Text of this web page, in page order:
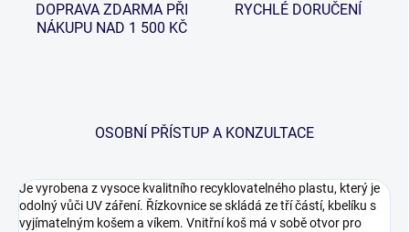
DOPRAVA ZDARMA PŘI
NÁKUPU NAD 1 500 KČ
RYCHLÉ DORUČENÍ
OSOBNÍ PŘÍSTUP A KONZULTACE
Je vyrobena z vysoce kvalitního recyklovatelného plastu, který je
odolný vůči UV záření. Řízkovnice se skládá ze tří částí, kbelíku s
vyjímatelným košem a víkem. Vnitřní koš má v sobě otvor pro